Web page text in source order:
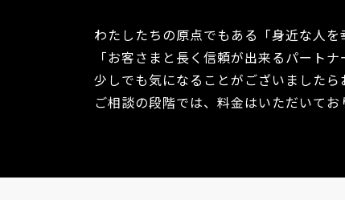
わたしたちの原点でもある 「身近な人
「お客さまと長く信頼が出来るパートナ
少しでも気になることがございましたら
ご相談の段階では、料金はいただいてお